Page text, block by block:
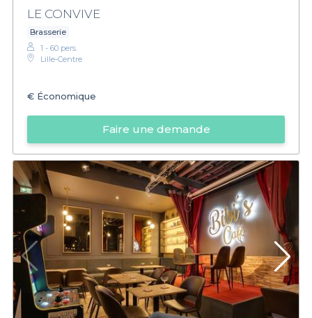
LE CONVIVE
Brasserie
1 - 60 pers.
Lille-Centre
€ Économique
Faire une demande